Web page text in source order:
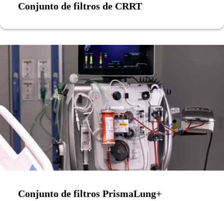
Conjunto de filtros de CRRT
Conjunto de filtros PrismaLung+